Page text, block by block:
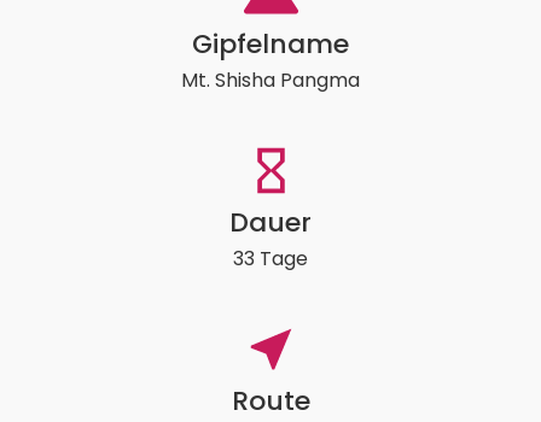
Gipfelname
Mt. Shisha Pangma
Dauer
33 Tage
Route